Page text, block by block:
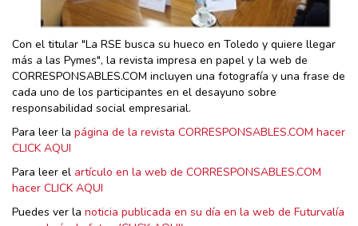
Con el titular "La RSE busca su hueco en Toledo y quiere llegar
más a las Pymes", la revista impresa en papel y la web de
CORRESPONSABLES.COM incluyen una fotografía y una frase de
cada uno de los participantes en el desayuno sobre
responsabilidad social empresarial.
Para leer la página de la revista CORRESPONSABLES.COM hacer
CLICK AQUI
Para leer el artículo en la web de CORRESPONSABLES.COM
hacer CLICK AQUI
Puedes ver la noticia publicada en su día en la web de Futurvalía